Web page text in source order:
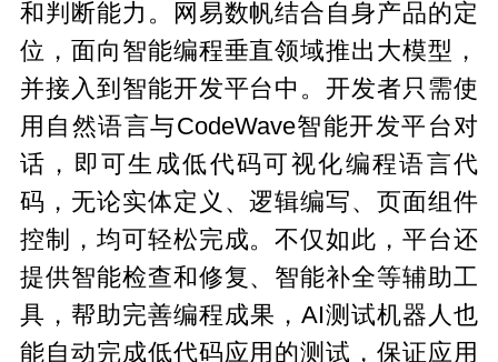
和判断能力。网易数帆结合自身产品的定
位，面向智能编程垂直领域推出大模型，
并接入到智能开发平台中。开发者只需使
用自然语言与CodeWave智能开发平台对
话，即可生成低代码可视化编程语言代
码，无论实体定义、逻辑编写、页面组件
控制，均可轻松完成。不仅如此，平台还
提供智能检查和修复、智能补全等辅助工
具，帮助完善编程成果，AI测试机器人也
能自动完成低代码应用的测试，保证应用